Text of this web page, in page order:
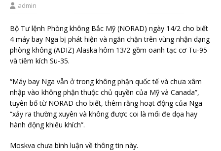
admin
Bộ Tư lệnh Phòng không Bắc Mỹ (NORAD) ngày 14/2 cho biết
4 máy bay Nga bị phát hiện và ngăn chặn trên vùng nhận dạng
phòng không (ADIZ) Alaska hôm 13/2 gồm oanh tạc cơ Tu-95
và tiêm kích Su-35.
“Máy bay Nga vẫn ở trong không phận quốc tế và chưa xâm
nhập vào không phận thuộc chủ quyền của Mỹ và Canada”,
tuyên bố từ NORAD cho biết, thêm rằng hoạt động của Nga
“xảy ra thường xuyên và không được coi là mối đe dọa hay
hành động khiêu khích”.
Moskva chưa bình luận về thông tin này.